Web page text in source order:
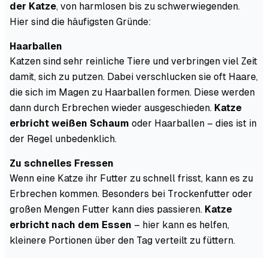
der Katze, von harmlosen bis zu schwerwiegenden.
Hier sind die häufigsten Gründe:
Haarballen
Katzen sind sehr reinliche Tiere und verbringen viel Zeit
damit, sich zu putzen. Dabei verschlucken sie oft Haare,
die sich im Magen zu Haarballen formen. Diese werden
dann durch Erbrechen wieder ausgeschieden. Katze
erbricht weißen Schaum oder Haarballen – dies ist in
der Regel unbedenklich.
Zu schnelles Fressen
Wenn eine Katze ihr Futter zu schnell frisst, kann es zu
Erbrechen kommen. Besonders bei Trockenfutter oder
großen Mengen Futter kann dies passieren. Katze
erbricht nach dem Essen – hier kann es helfen,
kleinere Portionen über den Tag verteilt zu füttern.